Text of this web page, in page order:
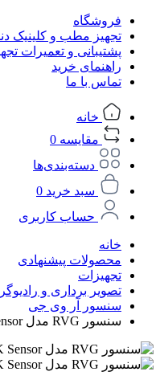
فروشگاه
تجهیز مطب و کلینیک
پشتیبانی و تعمیرات
راهنمای خرید
تماس با ما
خانه
مقایسه 0
دسته‌بندی‌ها
سبد خرید 0
حساب کاربری
خانه
محصولات پیشنهادی
تجهیزات
تصویر برداری و
سنسور آر وی جی
سنسور RVG مدل K Sensor